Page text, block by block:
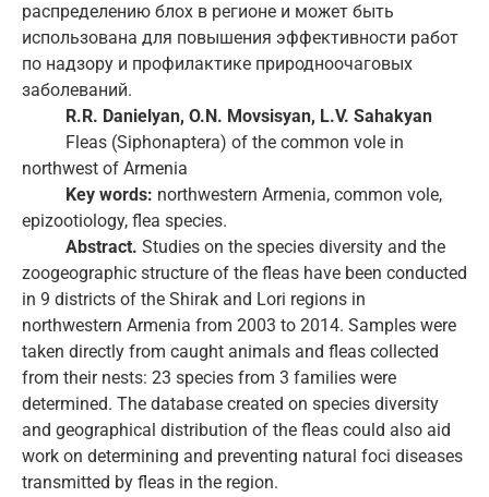
распределению блох в регионе и может быть
использована для повышения эффективности работ
по надзору и профилактике природноочаговых
заболеваний.
R.R. Danielyan, O.N. Movsisyan, L.V. Sahakyan
Fleas (Siphonaptera) of the common vole in
northwest of Armenia
Key words: northwestern Armenia, common vole,
epizootiology, flea species.
Abstract. Studies on the species diversity and the
zoogeographic structure of the fleas have been conducted
in 9 districts of the Shirak and Lori regions in
northwestern Armenia from 2003 to 2014. Samples were
taken directly from caught animals and fleas collected
from their nests: 23 species from 3 families were
determined. The database created on species diversity
and geographical distribution of the fleas could also aid
work on determining and preventing natural foci diseases
transmitted by fleas in the region.